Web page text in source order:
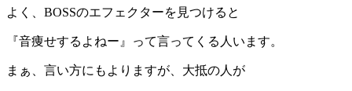
よく、BOSSのエフェクターを見つけると
『音痩せするよねー』って言ってくる人います。
まぁ、言い方にもよりますが、大抵の人が